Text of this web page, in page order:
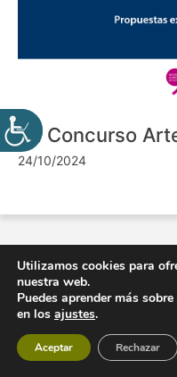
VII Concurso
24/10/2024
Utilizamos cookies para
nuestra web.
Puedes aprender más
en los ajustes.
Aceptar Rechazar